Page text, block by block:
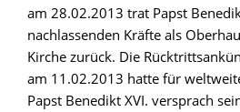
am 28.02.2013 trat Papst
nachlassenden Kräfte als
Kirche zurück. Die
am 11.02.2013 hatte für
Papst Benedikt XVI. versprach